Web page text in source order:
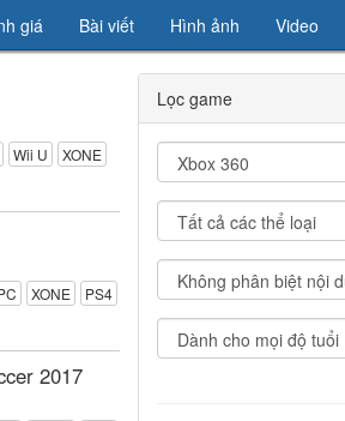
Wii U
XONE
XONE PS4
2017
Lọc game
giá Bài viết Hình ảnh Video